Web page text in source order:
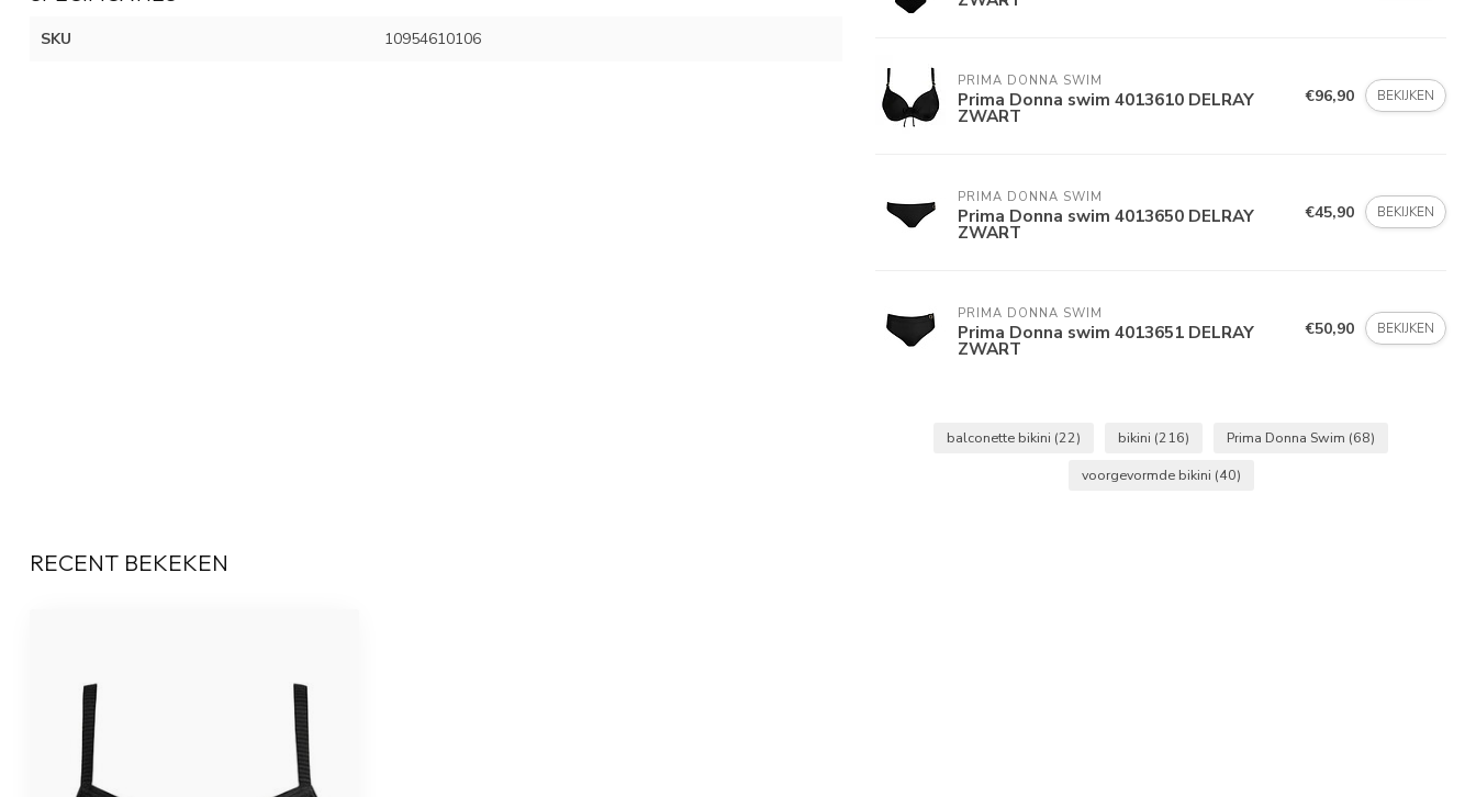
SKU 10954610106
PRIMA DONNA SWIM
Prima Donna swim 4013610 DELRAY
ZWART
€96,90 BEKIJKEN
PRIMA DONNA SWIM
Prima Donna swim 4013650 DELRAY
ZWART
€45,90 BEKIJKEN
PRIMA DONNA SWIM
Prima Donna swim 4013651 DELRAY
ZWART
€50,90 BEKIJKEN
balconette bikini (22) bikini (216) Prima Donna Swim (68)
voorgevormde bikini (40)
RECENT BEKEKEN